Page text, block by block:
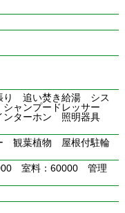
追い焚き給湯 シス
ャンプードレッサー
ターホン 照明器具
観葉植物 屋根付駐輪
室料：60000 管理